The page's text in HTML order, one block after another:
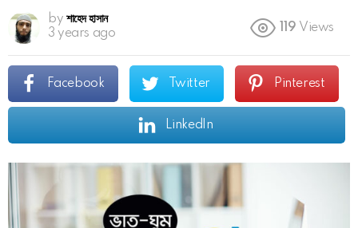
by শাহেদ হাসান
3 years ago
119 Views
Facebook Twitter Pinterest
LinkedIn